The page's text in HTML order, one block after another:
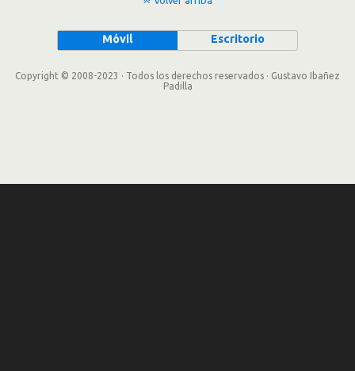
Móvil Escritorio
Copyright © 2008-2023 · Todos los derechos reservados · Gustavo Ibañez
Padilla